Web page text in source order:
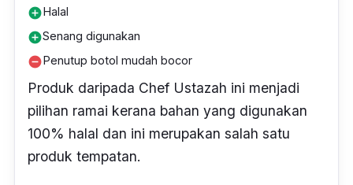
add_circleHalal
add_circleSenang digunakan
remove_circlePenutup botol mudah bocor
Produk daripada Chef Ustazah ini menjadi
pilihan ramai kerana bahan yang digunakan
100% halal dan ini merupakan salah satu
produk tempatan.